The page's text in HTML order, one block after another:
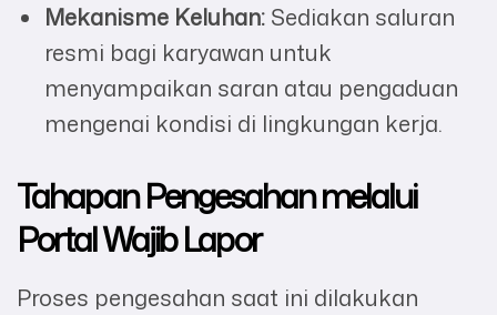
Mekanisme Keluhan: Sediakan saluran
resmi bagi karyawan untuk
menyampaikan saran atau pengaduan
mengenai kondisi di lingkungan kerja.
Tahapan Pengesahan melalui
Portal Wajib Lapor
Proses pengesahan saat ini dilakukan